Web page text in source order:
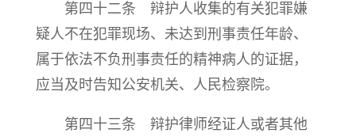
第四十二条 辩护人收集的有关犯罪嫌
疑人不在犯罪现场、未达到刑事责任年龄、
属于依法不负刑事责任的精神病人的证据，
应当及时告知公安机关、人民检察院。
第四十三条 辩护律师经证人或者其他